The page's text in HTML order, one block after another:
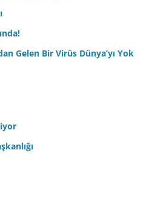
Gelen Bir Virüs Dünya’yı Yok